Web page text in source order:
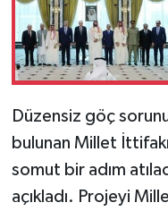
Düzensiz göç
bulunan Millet
somut bir adım
açıkladı. Projeyi